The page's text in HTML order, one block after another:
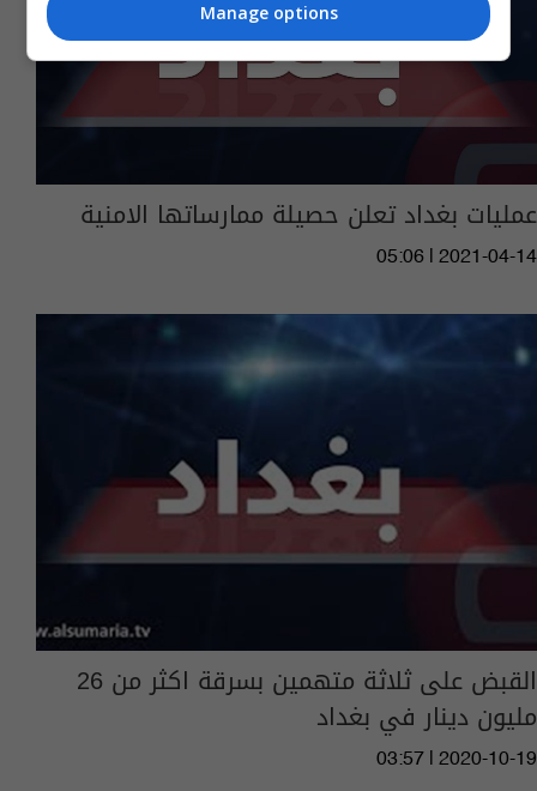
عمليات بغداد تعلن حصيلة ممارساتها الامنية
05:06 | 2021-04-14
القبض على ثلاثة متهمين بسرقة اكثر من 26
مليون دينار في بغداد
03:57 | 2020-10-19
Manage options